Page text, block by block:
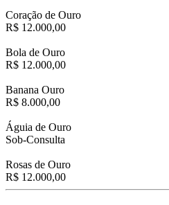
Coração de Ouro
R$ 12.000,00
Bola de Ouro
R$ 12.000,00
Banana Ouro
R$ 8.000,00
Águia de Ouro
Sob-Consulta
Rosas de Ouro
R$ 12.000,00